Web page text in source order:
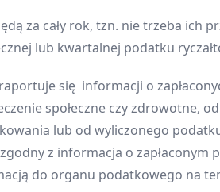
za cały rok, tzn. nie trzeba ich
lub kwartalnej podatku
raportuje się informacji o
społeczne czy zdrowotne,
lub od wyliczonego
zgodny z informacja o zapłaconym
do organu podatkowego na